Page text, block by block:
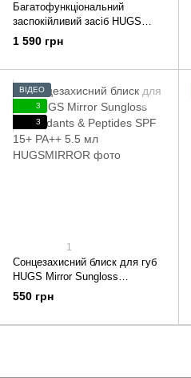
Багатофункціональний
заспокійливий засіб HUGS
Annona Calming Liquid 80 мл
1 590 грн
ВІДЕО
3
3
1
Сонцезахисний блиск для губ
HUGS Mirror Sungloss
Antioxidants & Peptides SPF
15+ PA++ 5.5 мл
550 грн